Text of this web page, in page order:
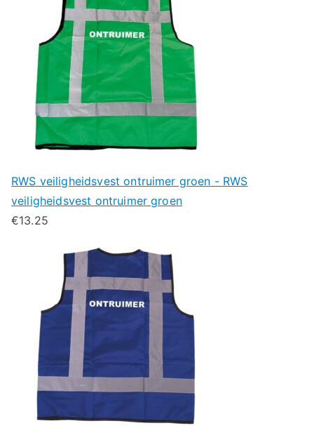
RWS veiligheidsvest ontruimer groen - RWS
veiligheidsvest ontruimer groen
€13.25